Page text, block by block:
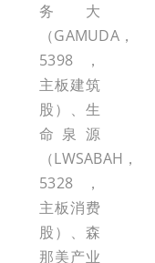
务大
（GAMUDA，
5398，
主板建筑
股）、生
命泉源
（LWSABAH，
5328，
主板消费
股）、森
那美产业